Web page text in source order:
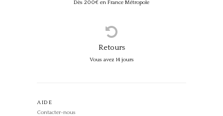
Dès 200€ en France Métropole
Retours
Vous avez 14 jours
AIDE
Contacter-nous